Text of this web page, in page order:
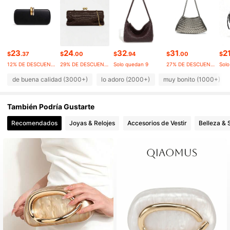
4.89 55K Seguidores
4.89 55K Seguidores
4.89 55K Seguidores
4.89
4.89
4.89 55K Seguidores
4.89 55K Seguidores
$23.37
12% DE DESCUENTO
$24.00
29% DE DESCUENTO
$32.94
Solo quedan 9
$31.00
27% DE DESCUENTO
$
de buena calidad (3000+) lo adoro (2000+) muy bonito (1000+)
También Podría Gustarte
Recomendados Joyas & Relojes Accesorios de Vestir Belleza &